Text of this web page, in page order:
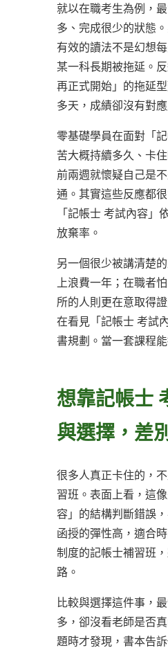
就以在職考生為例，
多、完成很少的狀態
有效的讀法不是幻想
某一科長期被拖延。
再正式開始」的拖延
多天，成績卻沒有對應
零基礎學員在面對「
苦大概持續多久、卡
前兩週就懷疑自己是
通。其實這些反應都
「記帳士 考試內容
放棄率。
另一個很少被講清楚
上浪費一年；在職者
所的人則更在意取得
在看見「記帳士 考試
書規劃。當一套課程
想靠記帳士
與選擇，差
很多人真正卡住的，
習班。表面上看，這
容」的結構判斷錯誤
函授的彈性高，適合
制度的記帳士補習班
路。
比較與選擇這件事，
多，卻沒看老師是否
題時才發現，書本告